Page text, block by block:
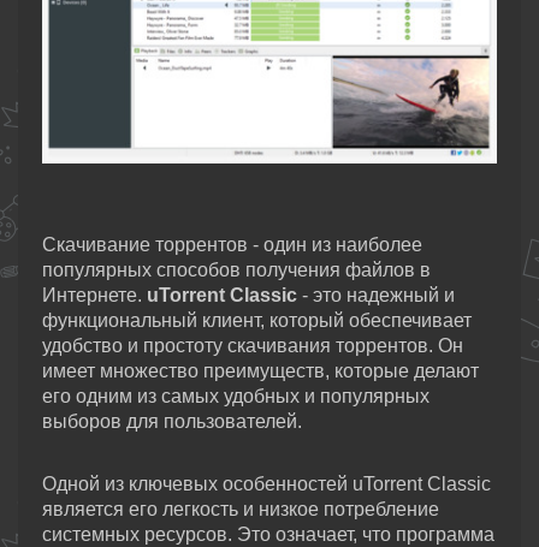
Скачивание торрентов - один из наиболее
популярных способов получения файлов в
Интернете. uTorrent Classic - это надежный и
функциональный клиент, который обеспечивает
удобство и простоту скачивания торрентов. Он
имеет множество преимуществ, которые делают
его одним из самых удобных и популярных
выборов для пользователей.
Одной из ключевых особенностей uTorrent Classic
является его легкость и низкое потребление
системных ресурсов. Это означает, что программа